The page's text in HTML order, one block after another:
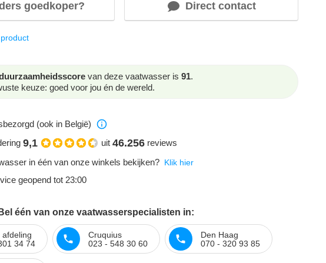
goedkoper? Direct contact
van deze vaatwasser is 91.
keuze: goed voor jou én de wereld.
(ook in België)
9,1 uit 46.256 reviews
in één van onze winkels bekijken? Klik hier
geopend tot 23:00
één van onze vaatwasserspecialisten in:
afdeling
34 74
Cruquius
023 - 548 30 60
Den Haag
070 - 320 93 85